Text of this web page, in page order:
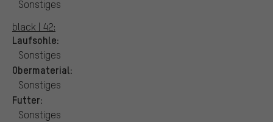
Sonstiges
black | 42:
Laufsohle:
Sonstiges
Obermaterial:
Sonstiges
Futter:
Sonstiges